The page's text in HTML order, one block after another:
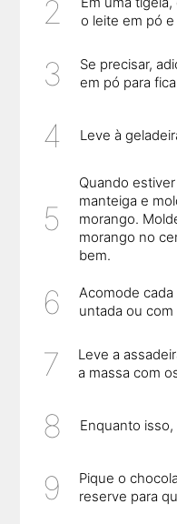
o leite em pó
Se precisar,
em pó para
Leve à
Quando
manteiga e
morango.
morango no
bem.
Acomode
untada ou
Leve a
a massa com
Enquanto
Pique o
reserve para